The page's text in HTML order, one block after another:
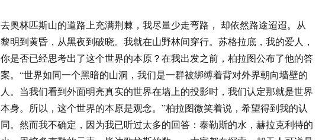
去奥林匹斯山的道路上充满荆棘，我尽量少走弯路， 却依然路途迢迢。从
黎明到黄昏，从黑夜到破晓。我就在山野林间穿行。苏格拉底，我的爱人，
你是否已经思考出了这个世界的本原？在我出发之前，柏拉图公布了他的答
案。“世界如同一个黑暗的山洞，我们是一群被绑缚着背对外界朝向墙壁的
人。当我们看到外面明亮真实的世界在墙上的投影时，我们认定那就是世界
本身。所以，这个世界的本原是观念。”柏拉图微笑着说，希望得到我的认
同。然而我不确定，因为我已听过太多的回答：泰勒斯的水，赫拉克利特的